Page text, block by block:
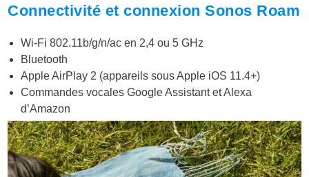
Connectivité et connexion Sonos Roam
Wi-Fi 802.11b/g/n/ac en 2,4 ou 5 GHz
Bluetooth
Apple AirPlay 2 (appareils sous Apple iOS 11.4+)
Commandes vocales Google Assistant et Alexa
d’Amazon